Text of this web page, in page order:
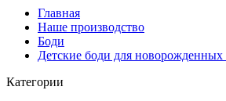
Главная
Наше производство
Боди
Детские боди для
Категории